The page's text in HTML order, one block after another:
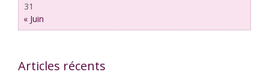
31
« Juin
Articles récents